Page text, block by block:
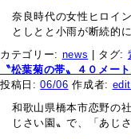
奈良時代の女性ヒロイ
としとと小雨が断続的
カテゴリー: news タグ:
〝松葉菊の帯〟４０メー
投稿日: 06/06 作成者:
和歌山県橋本市恋野の
じさい園〟で、「あじ